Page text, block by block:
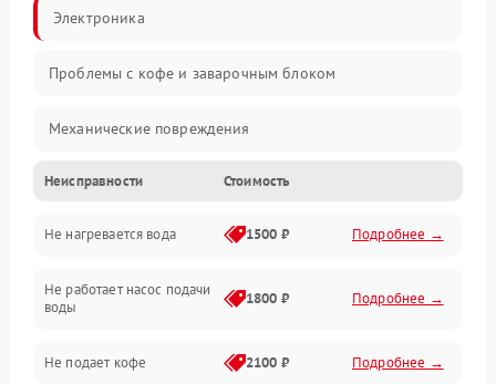
Электроника
Проблемы с кофе и заварочным блоком
Механические повреждения
Прочие неисправности
Включение и работа
Проблемы с водой
Проблемы с капучинатором и паром
Неисправности Стоимость
Не нагревается вода 1500 ₽ Подробнее →
Не работает насос подачи
воды
1800 ₽ Подробнее →
Не подает кофе 2100 ₽ Подробнее →